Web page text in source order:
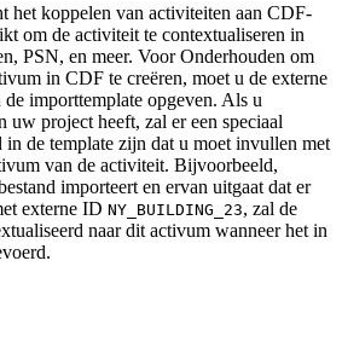
het koppelen van activiteiten aan CDF-
om de activiteit te contextualiseren in
PSN, en meer. VoorOnderhouden om
in CDF te creëren, moet u de externe
importtemplate opgeven. Als u
uw project heeft, zal er een speciaal
in de template zijn dat u moet invullen met
van de activiteit. Bijvoorbeeld,
importeert en ervan uitgaat dat er
externe ID NY_BUILDING_23, zal de
naar dit activum wanneer het in